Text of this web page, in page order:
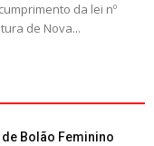
da lei nº
de Nova...
Bolão Feminino